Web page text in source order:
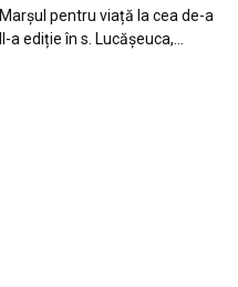
Marșul pentru viață la cea de-a
II-a ediție în s. Lucășeuca,...